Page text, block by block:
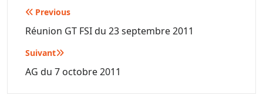
Navigation
de
l’article
Previous
Réunion GT FSI du 23 septembre 2011
Suivant
AG du 7 octobre 2011